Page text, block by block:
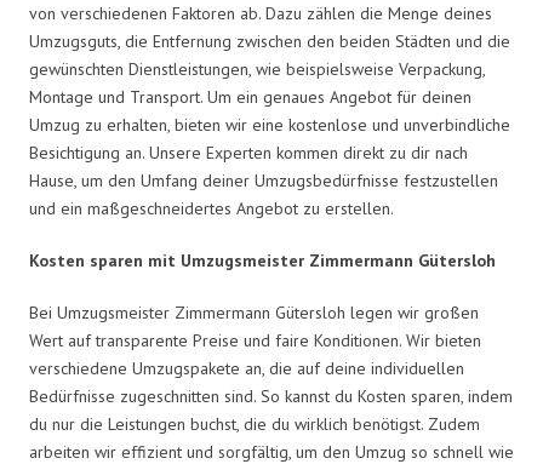
von verschiedenen Faktoren ab. Dazu zählen die Menge deines
Umzugsguts, die Entfernung zwischen den beiden Städten und die
gewünschten Dienstleistungen, wie beispielsweise Verpackung,
Montage und Transport. Um ein genaues Angebot für deinen
Umzug zu erhalten, bieten wir eine kostenlose und unverbindliche
Besichtigung an. Unsere Experten kommen direkt zu dir nach
Hause, um den Umfang deiner Umzugsbedürfnisse festzustellen
und ein maßgeschneidertes Angebot zu erstellen.
Kosten sparen mit Umzugsmeister Zimmermann Gütersloh
Bei Umzugsmeister Zimmermann Gütersloh legen wir großen
Wert auf transparente Preise und faire Konditionen. Wir bieten
verschiedene Umzugspakete an, die auf deine individuellen
Bedürfnisse zugeschnitten sind. So kannst du Kosten sparen, indem
du nur die Leistungen buchst, die du wirklich benötigst. Zudem
arbeiten wir effizient und sorgfältig, um den Umzug so schnell wie